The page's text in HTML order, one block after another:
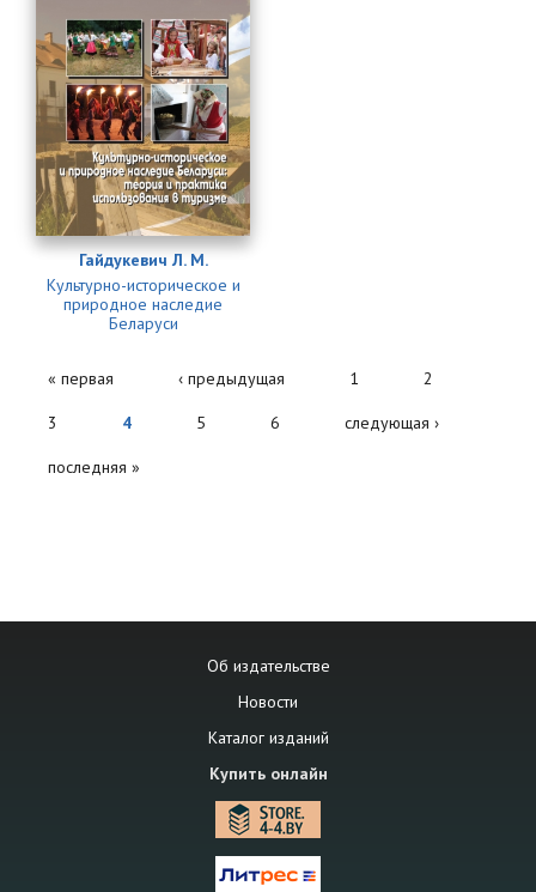
Гайдукевич Л. М.
Культурно-историческое и
природное наследие
Беларуси
« первая ‹ предыдущая 1 2
3 4 5 6 следующая ›
последняя »
Об издательстве
Новости
Каталог изданий
Купить онлайн